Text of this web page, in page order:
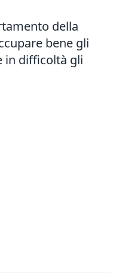
della
bene gli
in difficoltà gli